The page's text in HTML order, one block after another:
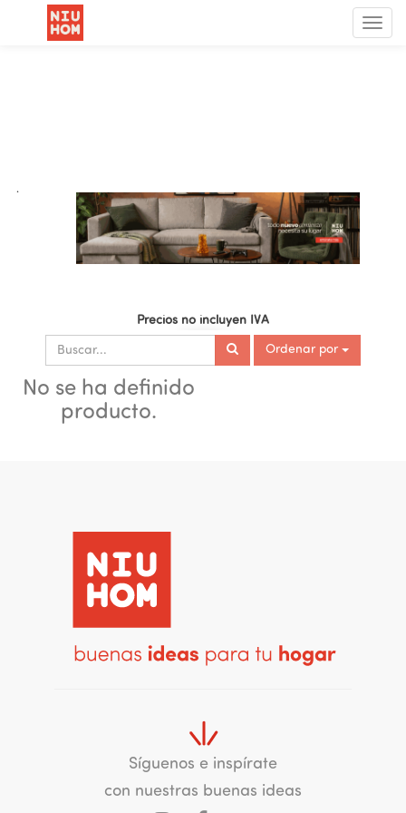
Menú
de
.
Precios no incluyen IVA
Ordenar por
No se ha definido
producto.
Síguenos e inspírate
con nuestras buenas ideas